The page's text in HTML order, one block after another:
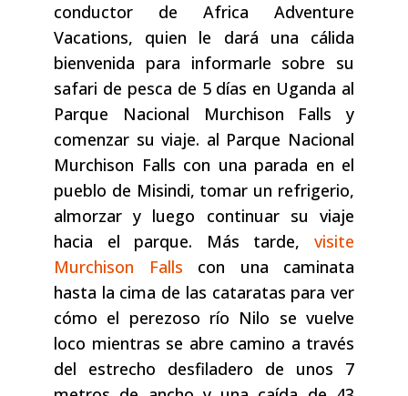
conductor de Africa Adventure
Vacations, quien le dará una cálida
bienvenida para informarle sobre su
safari de pesca de 5 días en Uganda al
Parque Nacional Murchison Falls y
comenzar su viaje. al Parque Nacional
Murchison Falls con una parada en el
pueblo de Misindi, tomar un refrigerio,
almorzar y luego continuar su viaje
hacia el parque. Más tarde, visite
Murchison Falls con una caminata
hasta la cima de las cataratas para ver
cómo el perezoso río Nilo se vuelve
loco mientras se abre camino a través
del estrecho desfiladero de unos 7